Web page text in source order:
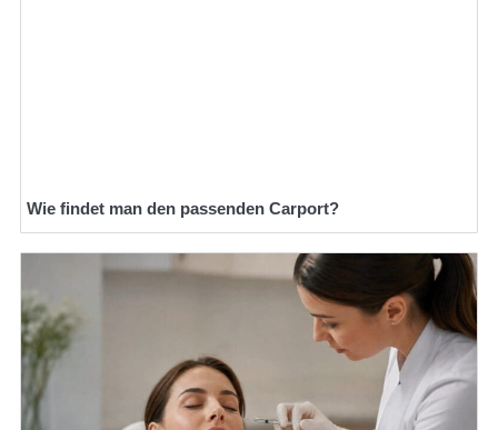
Wie findet man den passenden Carport?